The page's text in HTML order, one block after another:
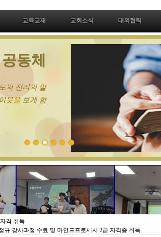
교육교재 교회소식 대외협력
은사공동체
회복을 원하십니다. 성령충만함으
떠한 질병도 고침을 받습니다.
격 취득
규 강사과정 수료 및 마인드프로세서 2급 자격증 취득